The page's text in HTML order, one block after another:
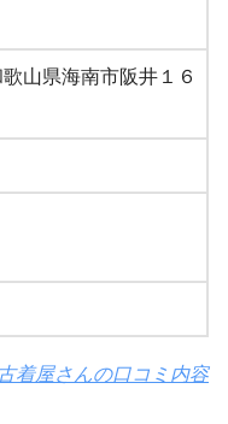
山県海南市阪井１６
着屋さんの口コミ内容